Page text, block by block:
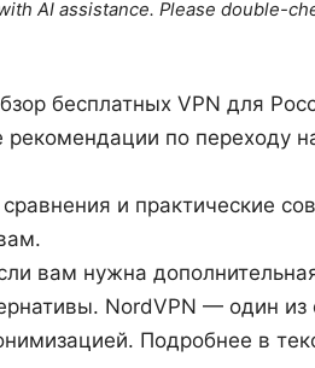
AI assistance. Please double-
бесплатных VPN для
рекомендации по переходу
и практические
вам нужна
NordVPN — один
Подробнее в